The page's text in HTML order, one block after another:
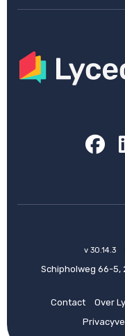
v 30.14.3
Schipholweg 66-5,
Contact Over